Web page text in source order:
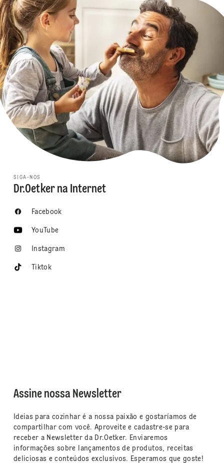
SIGA-NOS
Dr.Oetker na Internet
Facebook
YouTube
Instagram
Tiktok
Assine nossa Newsletter
Ideias para cozinhar é a nossa paixão e gostaríamos de
compartilhar com você. Aproveite e cadastre-se para
receber a Newsletter da Dr.Oetker. Enviaremos
informações sobre lançamentos de produtos, receitas
deliciosas e conteúdos exclusivos. Esperamos que goste!